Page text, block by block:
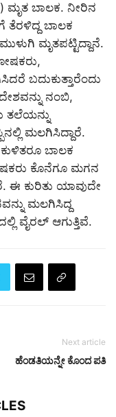
ಮೃತ ಬಾಲಕ. ನೀರಿನ
ತೆರಳಿದ್ದ ಬಾಲಕ
ಮೃತಪಟ್ಟಿದ್ದಾನೆ.
ಬದುಕುತ್ತಾರೆಂದು
ನಂಬಿ,
ತಲೆಯನ್ನು
ಮಲಗಿಸಿದ್ದಾರೆ.
ಬಾಲಕ
ಕೊನೆಗೂ ಮಗನ
ಈ ಕುರಿತು ಯಾವುದೇ
ಮಲಗಿಸಿದ್ದ
ವೈರಲ್ ಆಗುತ್ತಿವೆ.
Next article
ಹೆಂಡತಿಯನ್ನೇ ಕೊಂದ ಪತಿ